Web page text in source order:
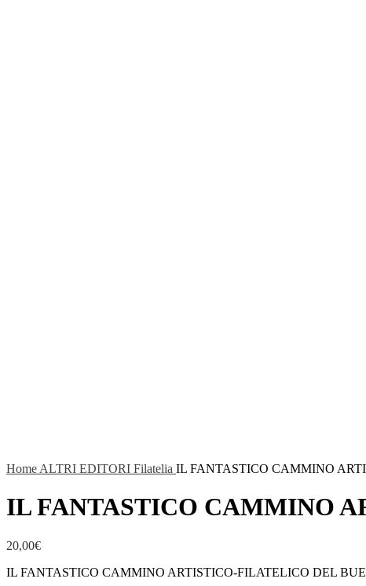
Home ALTRI EDITORI Filatelia IL FANTASTICO CAMMINO
IL FANTASTICO CAMMINO
20,00€
IL FANTASTICO CAMMINO ARTISTICO-FILATELICO DEL BUE